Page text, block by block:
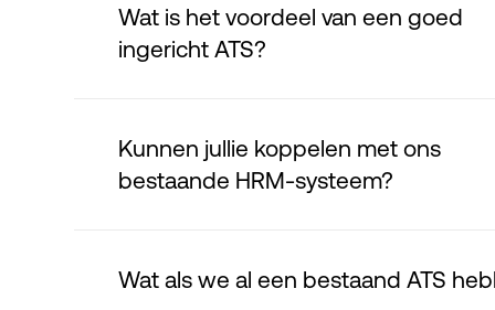
Wat is het voordeel van een goed
ingericht ATS?
voorkomt fouten en zorgt voor
stap van het proces. Recruiters
werken en managers krijgen beter
Kunnen jullie koppelen met ons
bestaande HRM-systeem?
zoals AFAS, NMBRS, Workday en
data automatisch door en blijft
Wat als we al een bestaand ATS